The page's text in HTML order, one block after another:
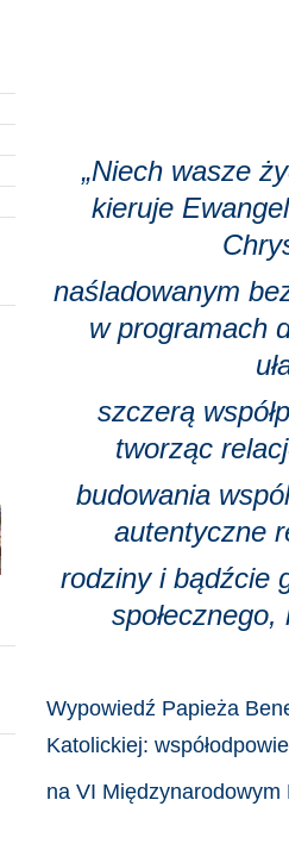
„Niech wasze
kieruje
naśladowanym
w programach
szczerą
tworząc
budowania
autentyczne
rodziny i bądźcie
Wypowiedź Papieża
Katolickiej:
na VI